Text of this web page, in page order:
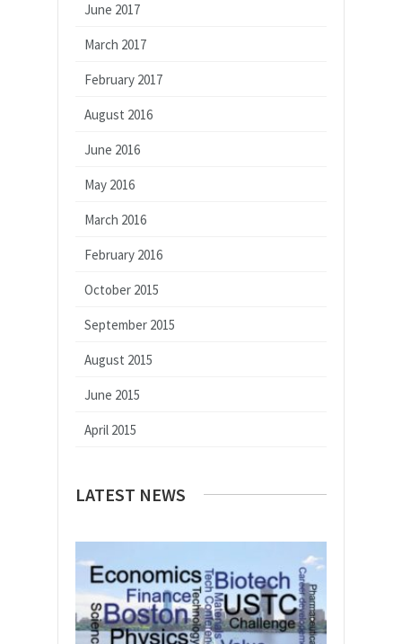
June 2017
March 2017
February 2017
August 2016
June 2016
May 2016
March 2016
February 2016
October 2015
September 2015
August 2015
June 2015
April 2015
LATEST NEWS